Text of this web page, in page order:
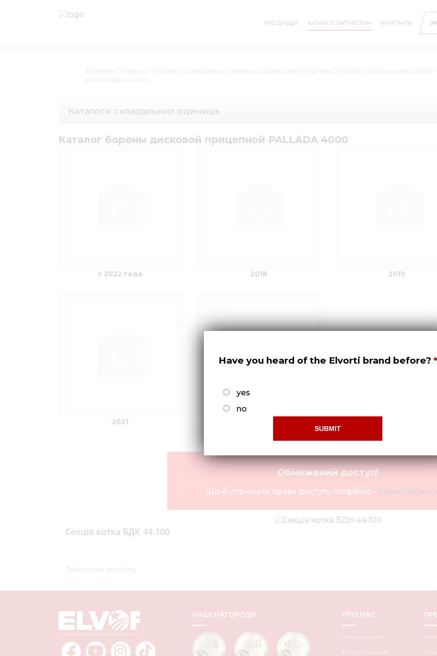
ПРОДУКЦІЯ КАТАЛОГ ЗАПЧАСТИН КОНТАКТИ
Головна / Сервіси / Каталог складальних одиниць / Дисковые бороны / Каталог бороны дисковой
котка БДК 44.100
Каталоги складальних одиниць
Каталог бороны дисковой прицепной PALLADA 4000
c 2022 года 2018 2019
2021
Обмежений доступ!
Що-б отримати права доступу потрібно -
Секція котка БДК 44.100
Повернення до списку
НАШІ НАГОРОДИ ПРО НАС
Фінансування
Музей Ельворті
Have you heard of the Elvorti brand before?
yes
no